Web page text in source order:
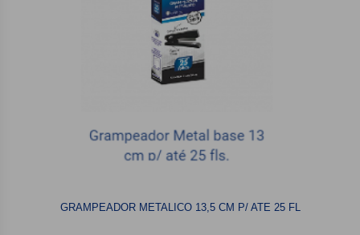
GRAMPEADOR METALICO 13,5 CM P/ ATE 25 FL